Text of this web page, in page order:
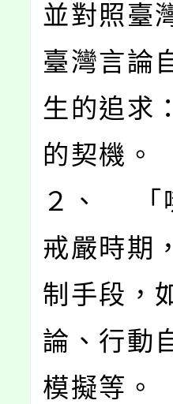
並對照臺
臺灣言論
生的追求
的契機。
２、 「
戒嚴時期
制手段，
論、行動
模擬等。